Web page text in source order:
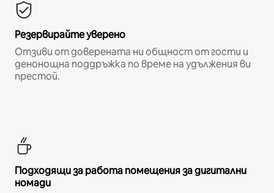
Резервирайте уверено
Отзиви от доверената ни общност от гости и
денонощна поддръжка по време на удължения ви
престой.
Подходящи за работа помещения за дигитални
номади